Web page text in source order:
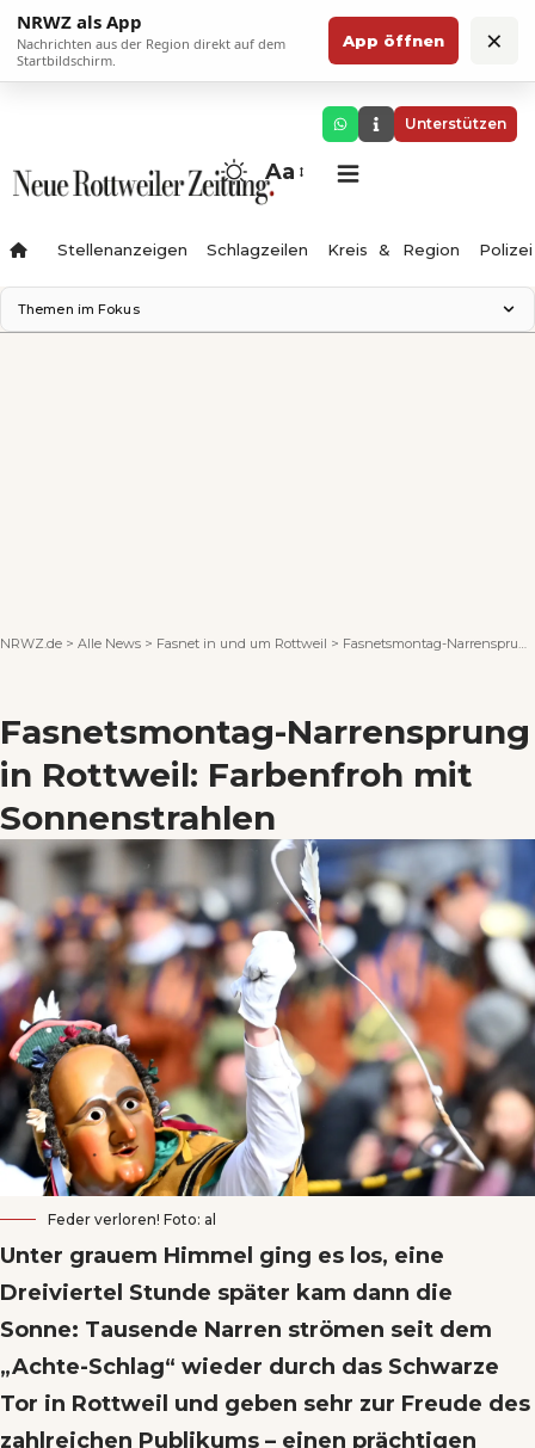
NRWZ als App
Nachrichten aus der Region direkt auf dem
Startbildschirm.
App öffnen ×
Unterstützen
Aa
Stellenanzeigen Schlagzeilen Kreis & Region Polizei
Themen im Fokus
NRWZ.de > Alle News > Fasnet in und um Rottweil > Fasnetsmontag-Narrensprung in Rottweil: Farbenfroh mit Sonnenstrahlen
Fasnetsmontag-Narrensprung
in Rottweil: Farbenfroh mit
Sonnenstrahlen
Feder verloren! Foto: al
Unter grauem Himmel ging es los, eine
Dreiviertel Stunde später kam dann die
Sonne: Tausende Narren strömen seit dem
„Achte-Schlag“ wieder durch das Schwarze
Tor in Rottweil und geben sehr zur Freude des
zahlreichen Publikums – einen prächtigen